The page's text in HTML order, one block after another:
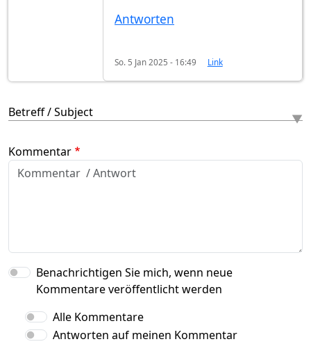
Antworten
So. 5 Jan 2025 - 16:49 Link
Betreff / Subject
Kommentar
Benachrichtigen Sie mich, wenn neue
Kommentare veröffentlicht werden
Alle Kommentare
Antworten auf meinen Kommentar